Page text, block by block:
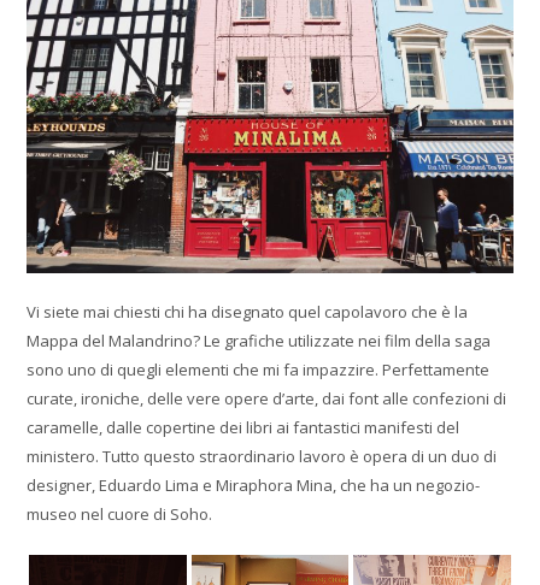
Vi siete mai chiesti chi ha disegnato quel capolavoro che è la
Mappa del Malandrino? Le grafiche utilizzate nei film della saga
sono uno di quegli elementi che mi fa impazzire. Perfettamente
curate, ironiche, delle vere opere d’arte, dai font alle confezioni di
caramelle, dalle copertine dei libri ai fantastici manifesti del
ministero. Tutto questo straordinario lavoro è opera di un duo di
designer, Eduardo Lima e Miraphora Mina, che ha un negozio-
museo nel cuore di Soho.